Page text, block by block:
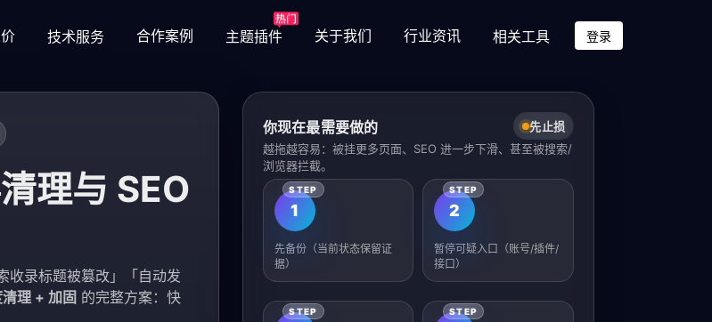
技术服务 合作案例 主题插件 关于我们 行业资讯 相关工具 登录
理与 SEO
收录标题被篡改」「自动发
理 + 加固 的完整方案：快
你现在最需要做的
先止损
越拖越容易：被挂更多页面、SEO 进一步下滑、甚至被搜索/
浏览器拦截。
1
先备份（当前状态保留证
据）
2
暂停可疑入口（账号/插件/
接口）